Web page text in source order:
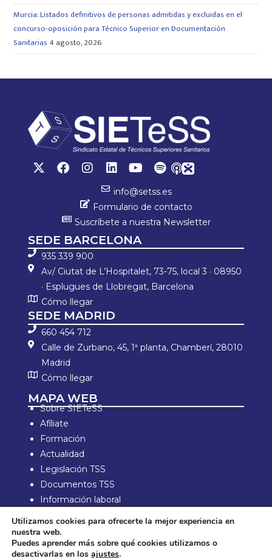
Murcia: Listados definitivos de personas admitidas y excluidas en el
concurso-oposición para Técnico Superior en Documentación
Sanitarias 4 agosto, 2026
info@setss.es
Formulario de contacto
Suscríbete a nuestra Newsletter
SEDE BARCELONA
935 339 900
Av/ Ciutat de L’Hospitalet, 73-75, local 3 · 08950
· Esplugues de Llobregat, Barcelona
Cómo llegar
SEDE MADRID
660 454 712
Calle de Zurbano, 45, 1ª planta, Chamberí, 28010
Madrid
Cómo llegar
MAPA WEB
Sobre SIETeSS
Afíliate
Formación
Actualidad
Legislación TSS
Documentos TSS
Información laboral
Aviso Legal y política de privacidad
Política de compra y devolución
Utilizamos cookies para ofrecerte la mejor experiencia en
nuestra web.
Puedes aprender más sobre qué cookies utilizamos o
desactivarlas en los ajustes.